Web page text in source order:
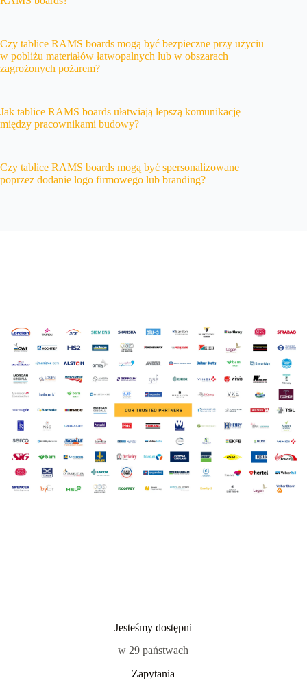
Czy tablice RAMS boards mogą być bezpieczne przy użyciu
w pobliżu materiałów łatwopalnych lub w obszarach
zagrożonych pożarem?
Jak tablice RAMS boards ułatwiają lepszą komunikację
między pracownikami budowy?
Czy tablice RAMS boards mogą być spersonalizowane
poprzez dodanie logo firmowego lub branding?
Jesteśmy dostępni
w 29 państwach
Zapytania